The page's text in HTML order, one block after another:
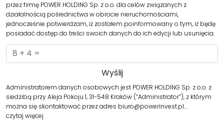
przez firmę POWER HOLDING Sp. z o.o. dla celów związanych z
działalnością pośrednictwa w obrocie nieruchomościami,
jednocześnie potwierdzam, iż zostałem poinformowany o tym, iż będę
posiadać dostęp do treści swoich danych do ich edycji lub usunięcia.
Administratorem danych osobowych jest POWER HOLDING Sp. z o.o. z
siedzibą przy Aleja Pokoju 1, 31-548 Kraków (“Administrator”), z którym
można się skontaktować przez adres biuro@powerinvest.pl…
czytaj więcej